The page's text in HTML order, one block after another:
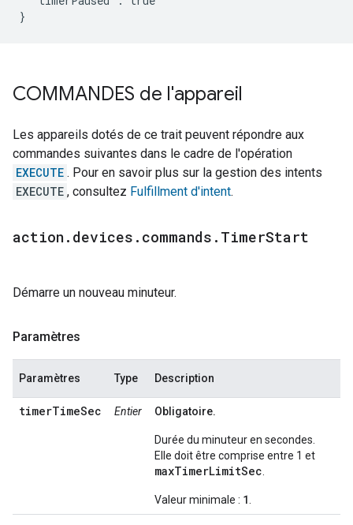
}
COMMANDES de l'appareil
Les appareils dotés de ce trait peuvent répondre aux
commandes suivantes dans le cadre de l'opération
EXECUTE . Pour en savoir plus sur la gestion des intents
EXECUTE , consultez Fulfillment d'intent.
action . devices . commands . TimerStart
Démarre un nouveau minuteur.
Paramètres
Paramètres Type Description
timerTimeSec Entier Obligatoire.
Durée du minuteur en secondes.
Elle doit être comprise entre 1 et
maxTimerLimitSec
Valeur minimale : 1